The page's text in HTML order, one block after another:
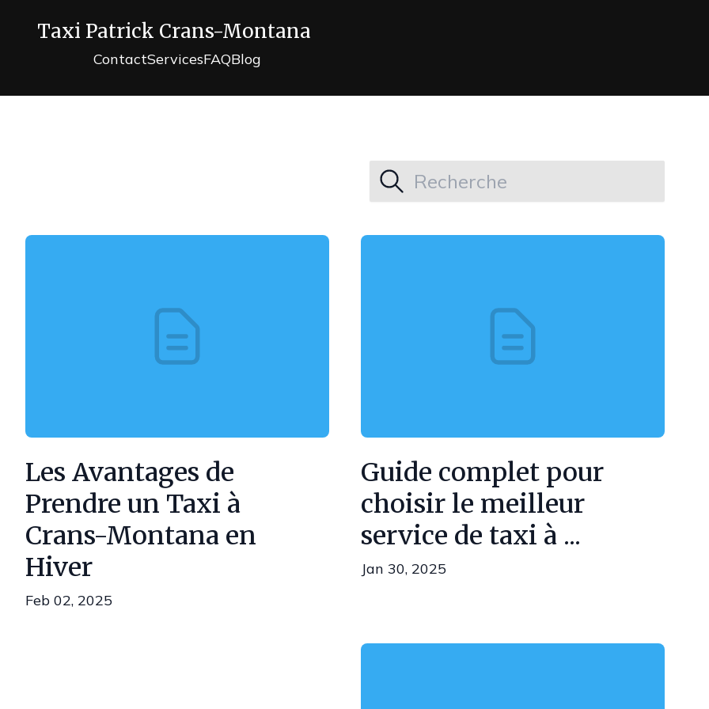
Taxi Patrick Crans-Montana
ContactServicesFAQBlog
Les Avantages de
Prendre un Taxi à
Crans-Montana en
Hiver
Feb 02, 2025
Guide complet pour
choisir le meilleur
service de taxi à ...
Jan 30, 2025